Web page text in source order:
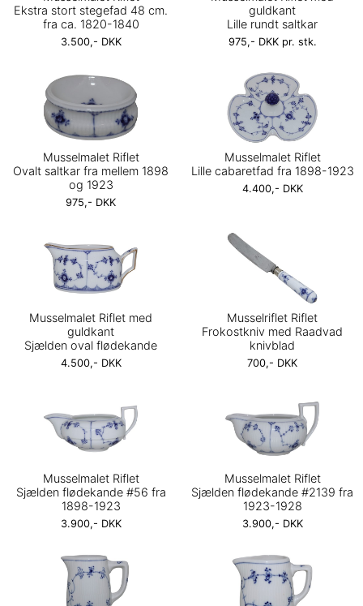
Ekstra stort stegefad 48 cm.
fra ca. 1820-1840
3.500,- DKK
guldkant
Lille rundt saltkar
975,- DKK pr. stk.
Musselmalet Riflet
Ovalt saltkar fra mellem 1898
og 1923
975,- DKK
Musselmalet Riflet
Lille cabaretfad fra 1898-1923
4.400,- DKK
Musselmalet Riflet med
guldkant
Sjælden oval flødekande
4.500,- DKK
Musselriflet Riflet
Frokostkniv med Raadvad
knivblad
700,- DKK
Musselmalet Riflet
Sjælden flødekande #56 fra
1898-1923
3.900,- DKK
Musselmalet Riflet
Sjælden flødekande #2139 fra
1923-1928
3.900,- DKK